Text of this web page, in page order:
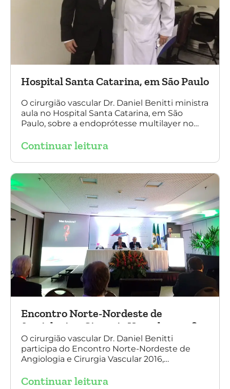
Hospital Santa Catarina, em São Paulo
O cirurgião vascular Dr. Daniel Benitti ministra
aula no Hospital Santa Catarina, em São
Paulo, sobre a endoprótesse multilayer no
experiência nacional e mundial com esta
Daniel Benitti e à direita Dr. Carlos Alberto
Fernandes Costa)
Continuar leitura
Encontro Norte-Nordeste de
Angiologia e Cirurgia Vascular 2016
O cirurgião vascular Dr. Daniel Benitti
participa do Encontro Norte-Nordeste de
Angiologia e Cirurgia Vascular 2016,
aneurisma da Aorta.
Continuar leitura